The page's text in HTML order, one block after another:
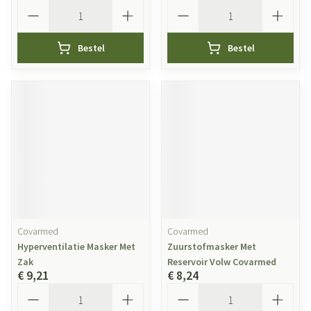
Bestel Bestel
Covarmed
Hyperventilatie Masker Met
Zak
€ 9,21
Covarmed
Zuurstofmasker Met
Reservoir Volw Covarmed
€ 8,24